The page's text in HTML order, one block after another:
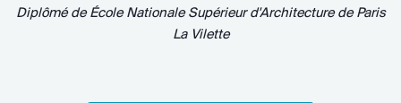
Diplômé deÉcole Nationale Supérieur d'Architecture de Paris
La Vilette